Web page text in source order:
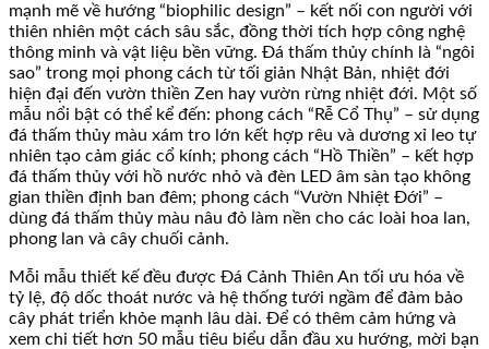
mạnh mẽ về hướng “biophilic design” – kết nối con người với
thiên nhiên một cách sâu sắc, đồng thời tích hợp công nghệ
thông minh và vật liệu bền vững. Đá thấm thủy chính là “ngôi
sao” trong mọi phong cách từ tối giản Nhật Bản, nhiệt đới
hiện đại đến vườn thiền Zen hay vườn rừng nhiệt đới. Một số
mẫu nổi bật có thể kể đến: phong cách “Rễ Cổ Thụ” – sử dụng
đá thấm thủy màu xám tro lớn kết hợp rêu và dương xỉ leo tự
nhiên tạo cảm giác cổ kính; phong cách “Hồ Thiền” – kết hợp
đá thấm thủy với hồ nước nhỏ và đèn LED âm sàn tạo không
gian thiền định ban đêm; phong cách “Vườn Nhiệt Đới” –
dùng đá thấm thủy màu nâu đỏ làm nền cho các loài hoa lan,
phong lan và cây chuối cảnh.
Mỗi mẫu thiết kế đều được Đá Cảnh Thiên An tối ưu hóa về
tỷ lệ, độ dốc thoát nước và hệ thống tưới ngầm để đảm bảo
cây phát triển khỏe mạnh lâu dài. Để có thêm cảm hứng và
xem chi tiết hơn 50 mẫu tiêu biểu dẫn đầu xu hướng, mời bạn